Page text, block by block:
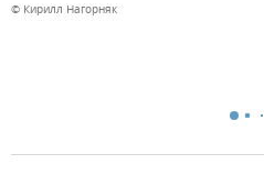
© Кирилл Нагорняк